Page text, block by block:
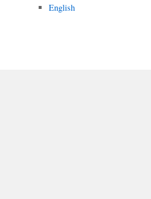
English